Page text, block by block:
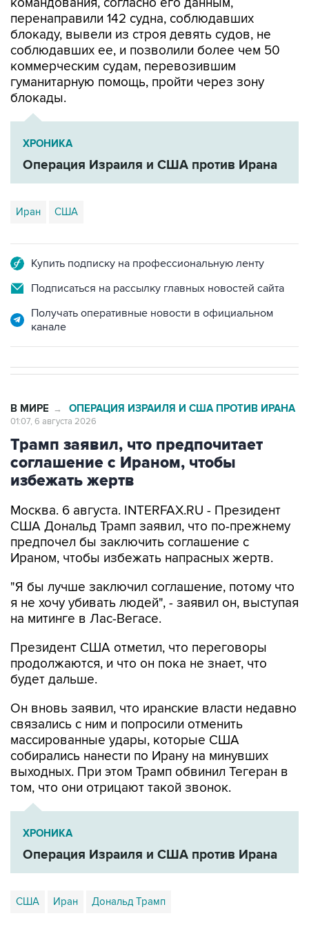
блокаду, вывели из строя девять судов, не
соблюдавших ее, и позволили более чем 50
коммерческим судам, перевозившим
гуманитарную помощь, пройти через зону
блокады.
ХРОНИКА
Операция Израиля и США против Ирана
Иран США
Подписаться на рассылку главных новостей сайта
Получать оперативные новости в официальном
Трамп заявил, что предпочитает
соглашение с Ираном, чтобы
избежать жертв
Москва. 6 августа. INTERFAX.RU - Президент
предпочел бы заключить соглашение с
Ираном, чтобы избежать напрасных жертв.
"Я бы лучше заключил соглашение, потому что
на митинге в Лас-Вегасе.
Президент США отметил, что переговоры
будет дальше.
Он вновь заявил, что иранские власти недавно
массированные удары, которые США
собирались нанести по Ирану на минувших
выходных. При этом Трамп обвинил Тегеран в
том, что они отрицают такой звонок.
ХРОНИКА
Операция Израиля и США против Ирана
США Иран Дональд Трамп